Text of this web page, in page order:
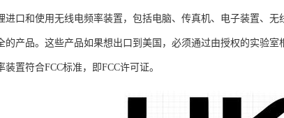
进口和使用无线电频率装置，包括电脑、传真机、电子装置、
的产品。这些产品如果想出口到美国，必须通过由授权的实验
置符合FCC标准，即FCC许可证。